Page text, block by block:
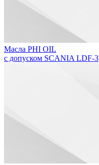
Масла PHI OIL
с допуском SCANIA LDF-3